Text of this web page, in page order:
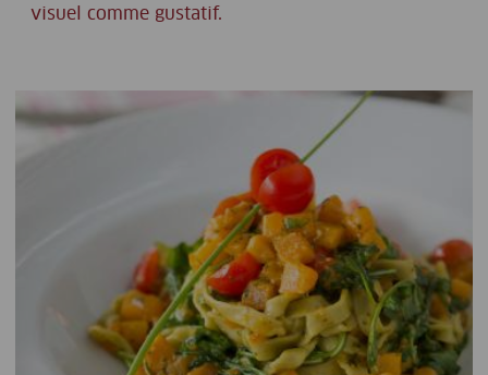
visuel comme gustatif.